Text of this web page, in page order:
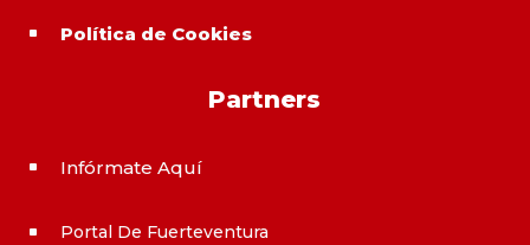
^ Política de Cookies
Partners
^ Infórmate Aquí
^ Portal De Fuerteventura